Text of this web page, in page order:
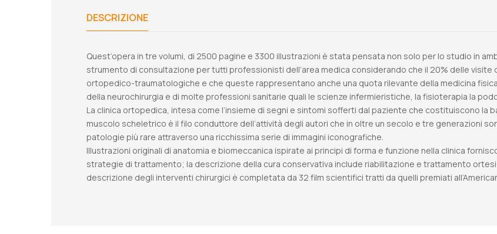
DESCRIZIONE
Quest’opera in tre volumi, di 2500 pagine e 3300 illustrazioni è stata pensata non solo per lo studio in
strumento di consultazione per tutti professionisti dell’area medica considerando che il 20% delle
ortopedico-traumatologiche e che queste rappresentano anche una quota rilevante della medicina
della neurochirurgia e di molte professioni sanitarie quali le scienze infermieristiche, la fisioterapia la
La clinica ortopedica, intesa come l’insieme di segni e sintomi sofferti dal paziente che costituiscono la
muscolo scheletrico è il filo conduttore dell’attività degli autori che in oltre un secolo e tre generazioni
patologie più rare attraverso una ricchissima serie di immagini iconografiche.
Illustrazioni originali di anatomia e biomeccanica ispirate ai principi di forma e funzione nella clinica
strategie di trattamento; la descrizione della cura conservativa include riabilitazione e trattamento
descrizione degli interventi chirurgici è completata da 32 film scientifici tratti da quelli premiati